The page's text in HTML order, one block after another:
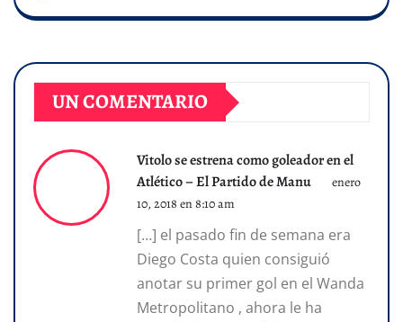
UN COMENTARIO
Vitolo se estrena como goleador en el
Atlético – El Partido de Manu
enero
10, 2018 en 8:10 am
[…] el pasado fin de semana era
Diego Costa quien consiguió
anotar su primer gol en el Wanda
Metropolitano , ahora le ha